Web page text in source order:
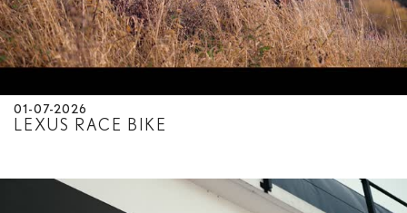
01-07-2026
LEXUS RACE BIKE